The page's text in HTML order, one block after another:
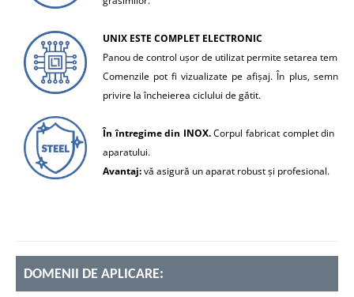
UNIX ESTE COMPLET ELECTRONIC
Panou de control ușor de utilizat permite setarea
Comenzile pot fi vizualizate pe afișaj. În plus,
privire la încheierea ciclului de gătit.
În întregime din INOX.Corpul fabricat complet din
aparatului.
Avantaj:vă asigură un aparat robust și profesional.
DOMENII DE APLICARE: